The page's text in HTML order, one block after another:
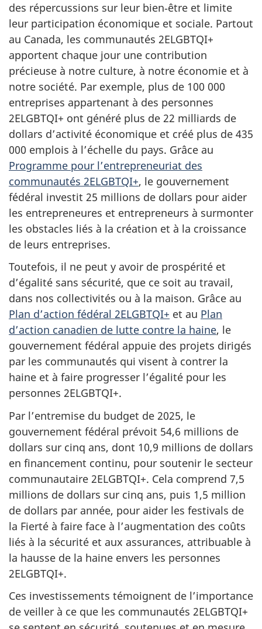
des répercussions sur leur bien‑être et limite
leur participation économique et sociale. Partout
au Canada, les communautés 2ELGBTQI+
apportent chaque jour une contribution
précieuse à notre culture, à notre économie et à
notre société. Par exemple, plus de 100 000
entreprises appartenant à des personnes
2ELGBTQI+ ont généré plus de 22 milliards de
dollars d’activité économique et créé plus de 435
000 emplois à l’échelle du pays. Grâce au
Programme pour l’entrepreneuriat des
communautés 2ELGBTQI+, le gouvernement
fédéral investit 25 millions de dollars pour aider
les entrepreneures et entrepreneurs à surmonter
les obstacles liés à la création et à la croissance
de leurs entreprises.
Toutefois, il ne peut y avoir de prospérité et
d’égalité sans sécurité, que ce soit au travail,
dans nos collectivités ou à la maison. Grâce au
Plan d’action fédéral 2ELGBTQI+ et au Plan
d’action canadien de lutte contre la haine, le
gouvernement fédéral appuie des projets dirigés
par les communautés qui visent à contrer la
haine et à faire progresser l’égalité pour les
personnes 2ELGBTQI+.
Par l’entremise du budget de 2025, le
gouvernement fédéral prévoit 54,6 millions de
dollars sur cinq ans, dont 10,9 millions de dollars
en financement continu, pour soutenir le secteur
communautaire 2ELGBTQI+. Cela comprend 7,5
millions de dollars sur cinq ans, puis 1,5 million
de dollars par année, pour aider les festivals de
la Fierté à faire face à l’augmentation des coûts
liés à la sécurité et aux assurances, attribuable à
la hausse de la haine envers les personnes
2ELGBTQI+.
Ces investissements témoignent de l’importance
de veiller à ce que les communautés 2ELGBTQI+